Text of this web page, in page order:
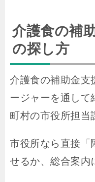
介護食の補
の探し方
介護食の補助金支
ージャーを通して
町村の市役所担当
市役所なら直接「
せるか、総合案内